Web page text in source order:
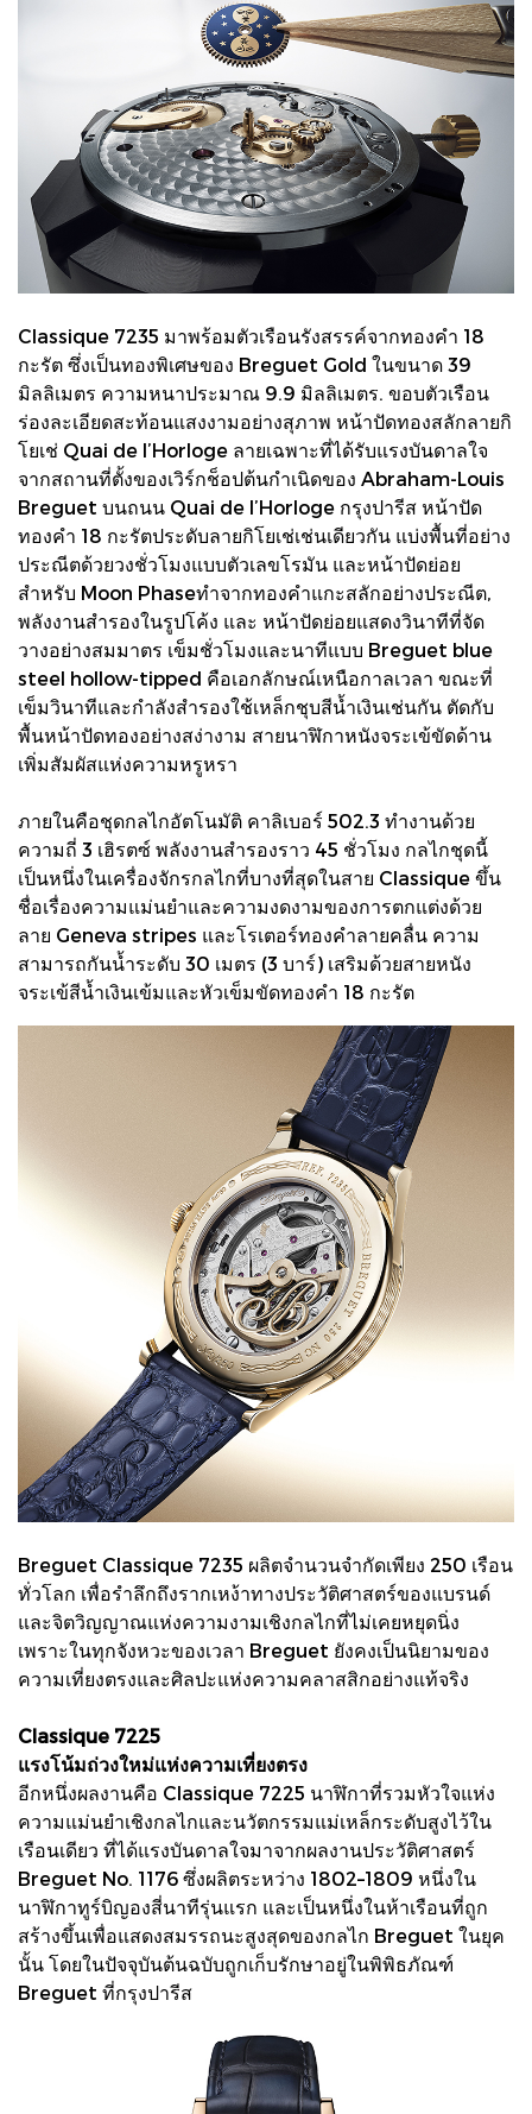
Classique 7235 มาพร้อมตัวเรือนรังสรรค์จากทองคำ 18
กะรัต ซึ่งเป็นทองพิเศษของ Breguet Gold ในขนาด 39
มิลลิเมตร ความหนาประมาณ 9.9 มิลลิเมตร. ขอบตัวเรือน
ร่องละเอียดสะท้อนแสงงามอย่างสุภาพ หน้าปัดทองสลักลายกิ
โยเช่ Quai de l’Horloge ลายเฉพาะที่ได้รับแรงบันดาลใจ
จากสถานที่ตั้งของเวิร์กช็อปต้นกำเนิดของ Abraham-Louis
Breguet บนถนน Quai de l’Horloge กรุงปารีส หน้าปัด
ทองคำ 18 กะรัตประดับลายกิโยเช่เช่นเดียวกัน แบ่งพื้นที่อย่าง
ประณีตด้วยวงชั่วโมงแบบตัวเลขโรมัน และหน้าปัดย่อย
สำหรับ Moon Phaseทำจากทองคำแกะสลักอย่างประณีต,
พลังงานสำรองในรูปโค้ง และ หน้าปัดย่อยแสดงวินาทีที่จัด
วางอย่างสมมาตร เข็มชั่วโมงและนาทีแบบ Breguet blue
steel hollow-tipped คือเอกลักษณ์เหนือกาลเวลา ขณะที่
เข็มวินาทีและกำลังสำรองใช้เหล็กชุบสีน้ำเงินเช่นกัน ตัดกับ
พื้นหน้าปัดทองอย่างสง่างาม สายนาฬิกาหนังจระเข้ขัดด้าน
เพิ่มสัมผัสแห่งความหรูหรา
ภายในคือชุดกลไกอัตโนมัติ คาลิเบอร์ 502.3 ทำงานด้วย
ความถี่ 3 เฮิรตซ์ พลังงานสำรองราว 45 ชั่วโมง กลไกชุดนี้
เป็นหนึ่งในเครื่องจักรกลไกที่บางที่สุดในสาย Classique ขึ้น
ชื่อเรื่องความแม่นยำและความงดงามของการตกแต่งด้วย
ลาย Geneva stripes และโรเตอร์ทองคำลายคลื่น ความ
สามารถกันน้ำระดับ 30 เมตร (3 บาร์) เสริมด้วยสายหนัง
จระเข้สีน้ำเงินเข้มและหัวเข็มขัดทองคำ 18 กะรัต
Breguet Classique 7235 ผลิตจำนวนจำกัดเพียง 250 เรือน
ทั่วโลก เพื่อรำลึกถึงรากเหง้าทางประวัติศาสตร์ของแบรนด์
และจิตวิญญาณแห่งความงามเชิงกลไกที่ไม่เคยหยุดนิ่ง
เพราะในทุกจังหวะของเวลา Breguet ยังคงเป็นนิยามของ
ความเที่ยงตรงและศิลปะแห่งความคลาสสิกอย่างแท้จริง
Classique 7225
แรงโน้มถ่วงใหม่แห่งความเที่ยงตรง
อีกหนึ่งผลงานคือ Classique 7225 นาฬิกาที่รวมหัวใจแห่ง
ความแม่นยำเชิงกลไกและนวัตกรรมแม่เหล็กระดับสูงไว้ใน
เรือนเดียว ที่ได้แรงบันดาลใจมาจากผลงานประวัติศาสตร์
Breguet No. 1176 ซึ่งผลิตระหว่าง 1802–1809 หนึ่งใน
นาฬิกาทูร์บิญองสี่นาทีรุ่นแรก และเป็นหนึ่งในห้าเรือนที่ถูก
สร้างขึ้นเพื่อแสดงสมรรถนะสูงสุดของกลไก Breguet ในยุค
นั้น โดยในปัจจุบันต้นฉบับถูกเก็บรักษาอยู่ในพิพิธภัณฑ์
Breguet ที่กรุงปารีส